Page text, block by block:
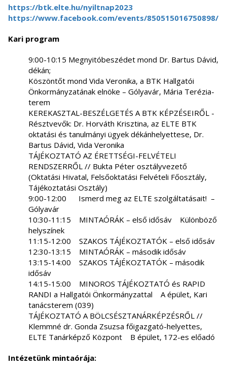
https://btk.elte.hu/nyiltnap2023
https://www.facebook.com/events/850515016750898/
Kari program
9:00-10:15 Megnyitóbeszédet mond Dr. Bartus Dávid,
dékán;
Köszöntőt mond Vida Veronika, a BTK Hallgatói
Önkormányzatának elnöke – Gólyavár, Mária Terézia-
terem
KEREKASZTAL-BESZÉLGETÉS A BTK KÉPZÉSEIRŐL -
Résztvevők: Dr. Horváth Krisztina, az ELTE BTK
oktatási és tanulmányi ügyek dékánhelyettese, Dr.
Bartus Dávid, Vida Veronika
TÁJÉKOZTATÓ AZ ÉRETTSÉGI-FELVÉTELI
RENDSZERRŐL // Bukta Péter osztályvezető
(Oktatási Hivatal, Felsőoktatási Felvételi Főosztály,
Tájékoztatási Osztály)
9:00-12:00 Ismerd meg az ELTE szolgáltatásait! –
Gólyavár
10:30-11:15 MINTAÓRÁK – első idősáv Különböző
helyszínek
11:15-12:00 SZAKOS TÁJÉKOZTATÓK – első idősáv
12:30-13:15 MINTAÓRÁK – második idősáv
13:15-14:00 SZAKOS TÁJÉKOZTATÓK – második
idősáv
14:15-15:00 MINOROS TÁJÉKOZTATÓ és RAPID
RANDI a Hallgatói Önkormányzattal A épület, Kari
tanácsterem (039)
TÁJÉKOZTATÓ A BÖLCSÉSZTANÁRKÉPZÉSRŐL //
Klemmné dr. Gonda Zsuzsa főigazgató-helyettes,
ELTE Tanárképző Központ B épület, 172-es előadó
Intézetünk mintaórája: